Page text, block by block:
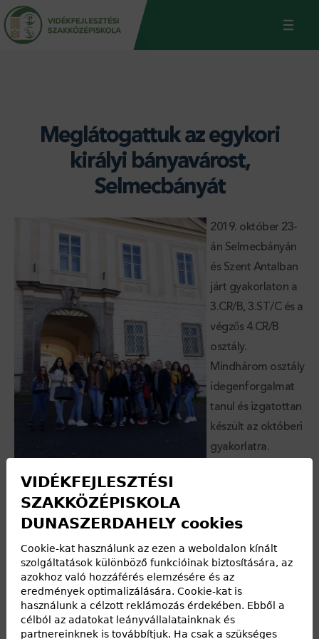
Jump
Meglátogattuk az egykori
királyi bányavárost,
Selmecbányát
2019. október 23-
án Selmecbányán
és Szent Antalban
járt gyakorlaton a
3.CR/B, 3.ST/C és a
végzős 4.CR/B
osztály.
Mindhárom osztály
idegenforgalmat
tanul és izgatottan
készült az októberi
gyakorlatra.
kezdődött, ahova
eléggé ködös
időben érkeztünk,
de a természet
gyönyörű őszi színeit így is csodálhattuk és később még a
nap is kisütött. Szent Antalban a vadászkastélyt hivatásos
VIDÉKFEJLESZTÉSI
SZAKKÖZÉPISKOLA
DUNASZERDAHELY cookies
Cookie-kat használunk az ezen a weboldalon kínált
szolgáltatások különböző funkcióinak biztosítására, az
azokhoz való hozzáférés elemzésére és az
eredmények optimalizálására. Cookie-kat is
használunk a célzott reklámozás érdekében. Ebből a
célból az adatokat leányvállalatainknak és
partnereinknek is továbbítjuk. Ha csak a szükséges